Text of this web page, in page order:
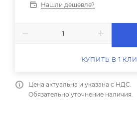
Нашли дешевле?
КУПИТЬ В 1
Цена актуальна и указана с НДС.
Обязательно уточнение наличия.